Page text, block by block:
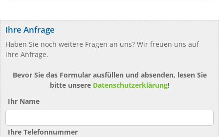
Ihre Anfrage
Haben Sie noch weitere Fragen an uns? Wir freuen uns auf
ihre Anfrage.
Bevor Sie das Formular ausfüllen und absenden, lesen Sie
bitte unsere Datenschutzerklärung!
Ihr Name
Ihre Telefonnummer